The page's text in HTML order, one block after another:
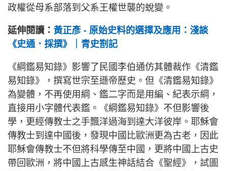
政權從母系部落到父系王權世襲的蛻變。
延伸閱讀： 黃正彥 - 原始史料的選擇及應用：淺談
《史通．採撰》｜青史劄記
《綱鑑易知錄》影響了民國李伯通仿其體裁作《清鑑
易知錄》，撰寫世宗至遜帝歷史。但《清鑑易知錄》
為變體，不再使用綱、鑑二字而是用編、紀表示綱，
直接用小字體代表鑑。《綱鑑易知錄》不但影響後
學，更經傳教士之手飄洋過海到達大洋彼岸。耶穌會
傳教士到達中國後，發現中國比歐洲更為古老，因此
耶穌會傳教士不但將科學傳至中國，更將中國上古史
帶回歐洲，將中國上古感生神話結合《聖經》，試圖